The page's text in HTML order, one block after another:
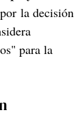
por la decisión
para la